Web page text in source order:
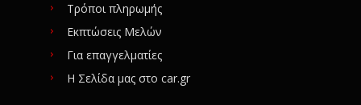
Τρόποι πληρωμής
Εκπτώσεις Μελών
Για επαγγελματίες
Η Σελίδα μας στο car.gr